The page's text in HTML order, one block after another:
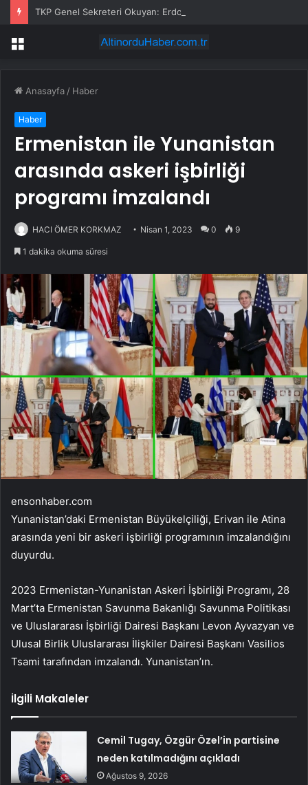
Menü
Anasayfa / Haber
Haber
Ermenistan ile Yunanistan
arasında askeri işbirliği
programı imzalandı
HACI ÖMER KORKMAZ Nisan 1, 2023 0 9
1 dakika okuma süresi
ensonhaber.com
Yunanistan’daki Ermenistan Büyükelçiliği, Erivan ile Atina
arasında yeni bir askeri işbirliği programının imzalandığını
duyurdu.
2023 Ermenistan-Yunanistan Askeri İşbirliği Programı, 28
Mart’ta Ermenistan Savunma Bakanlığı Savunma Politikası
ve Uluslararası İşbirliği Dairesi Başkanı Levon Ayvazyan ve
Ulusal Birlik Uluslararası İlişkiler Dairesi Başkanı Vasilios
Tsami tarafından imzalandı. Yunanistan’ın.
İlgili Makaleler
Cemil Tugay, Özgür Özel’in partisine
neden katılmadığını açıkladı
Ağustos 9, 2026